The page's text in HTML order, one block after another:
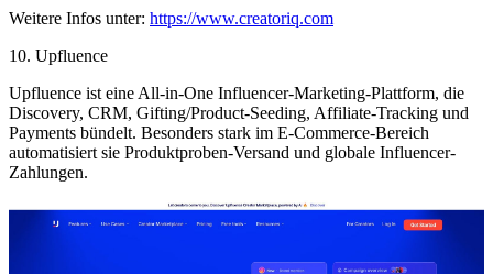
Weitere Infos unter: https://www.creatoriq.com
10. Upfluence
Upfluence ist eine All-in-One Influencer-Marketing-Plattform, die
Discovery, CRM, Gifting/Product-Seeding, Affiliate-Tracking und
Payments bündelt. Besonders stark im E-Commerce-Bereich
automatisiert sie Produktproben-Versand und globale Influencer-
Zahlungen.